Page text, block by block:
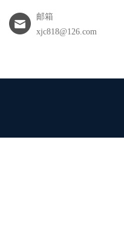
邮箱
xjc818@126.com